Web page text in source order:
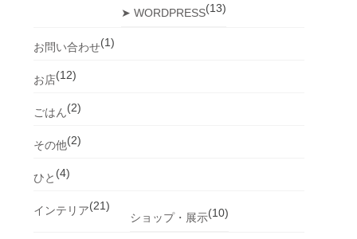
➤ WORDPRESS(13)
お問い合わせ(1)
お店(12)
ごはん(2)
その他(2)
ひと (4)
インテリア(21)
ショップ・展示(10)